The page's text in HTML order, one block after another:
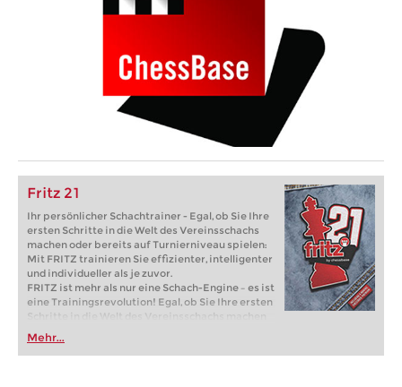
Fritz 21
Ihr persönlicher Schachtrainer - Egal, ob Sie Ihre
ersten Schritte in die Welt des Vereinsschachs
machen oder bereits auf Turnierniveau spielen:
Mit FRITZ trainieren Sie effizienter, intelligenter
und individueller als je zuvor.
FRITZ ist mehr als nur eine Schach-Engine – es ist
eine Trainingsrevolution! Egal, ob Sie Ihre ersten
Schritte in die Welt des Vereinsschachs machen
oder bereits auf Turnierniveau spielen: Mit
FRITZ trainieren Sie effizienter, intelligenter und
individueller als je zuvor.
Mehr...